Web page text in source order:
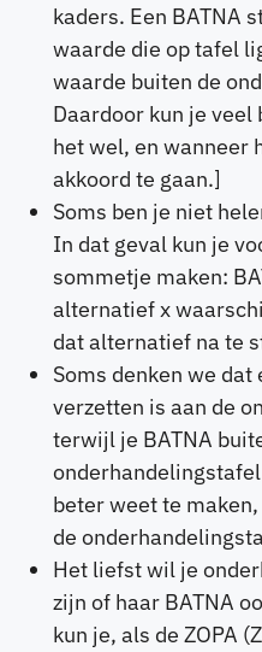
kaders. Een BATNA
waarde die op tafel
waarde buiten de
Daardoor kun je
het wel, en wanneer
akkoord te gaan.]
Soms ben je niet
In dat geval kun je
sommetje maken:
alternatief x
dat alternatief na te
Soms denken we
verzetten is aan de
terwijl je BATNA
beter weet te
de
Het liefst wil je
zijn of haar BATNA
kun je, als de ZOPA